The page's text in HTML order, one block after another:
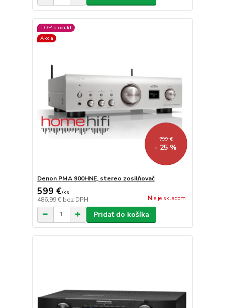
TOP produkt
Akcia
799 €
- 25 %
Denon PMA 900HNE, stereo zosilňovač
599 €/ks
486,99 € bez DPH Nie je skladom
Pridať do košíka